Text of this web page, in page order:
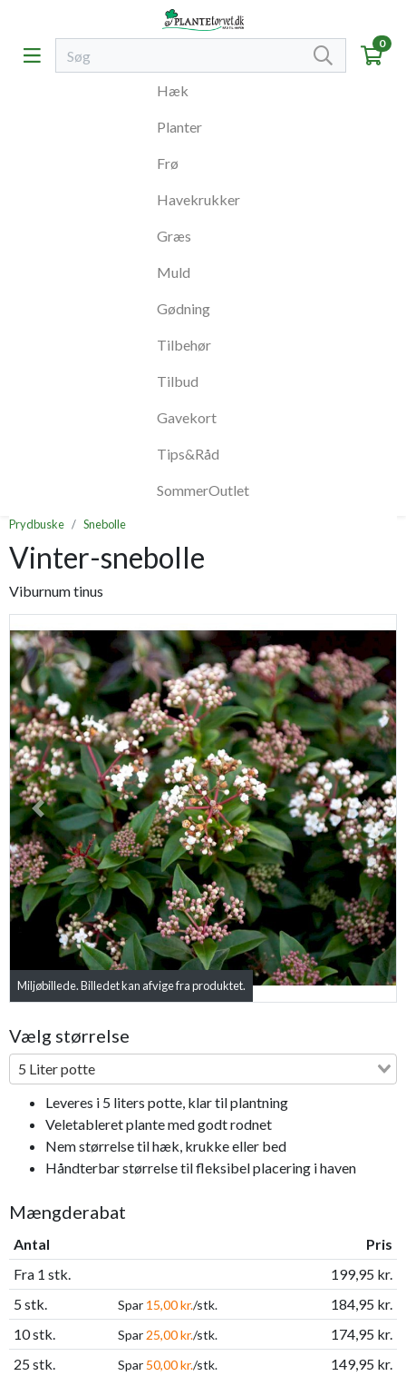
0
Hæk
Planter
Frø
Havekrukker
Græs
Muld
Gødning
Tilbehør
Tilbud
Gavekort
Tips&Råd
SommerOutlet
Prydbuske Snebolle
Vinter-snebolle
Viburnum tinus
Miljøbillede. Billedet kan afvige fra produktet.
Previous Next
Vælg størrelse
5 Liter potte
Leveres i 5 liters potte, klar til plantning
Veletableret plante med godt rodnet
Nem størrelse til hæk, krukke eller bed
Håndterbar størrelse til fleksibel placering i haven
Mængderabat
Antal
Pris
Fra 1 stk.
199,95 kr.
5 stk.
Spar 15,00 kr./stk.
184,95 kr.
10 stk.
Spar 25,00 kr./stk.
174,95 kr.
25 stk.
Spar 50,00 kr./stk. 149,95 kr.